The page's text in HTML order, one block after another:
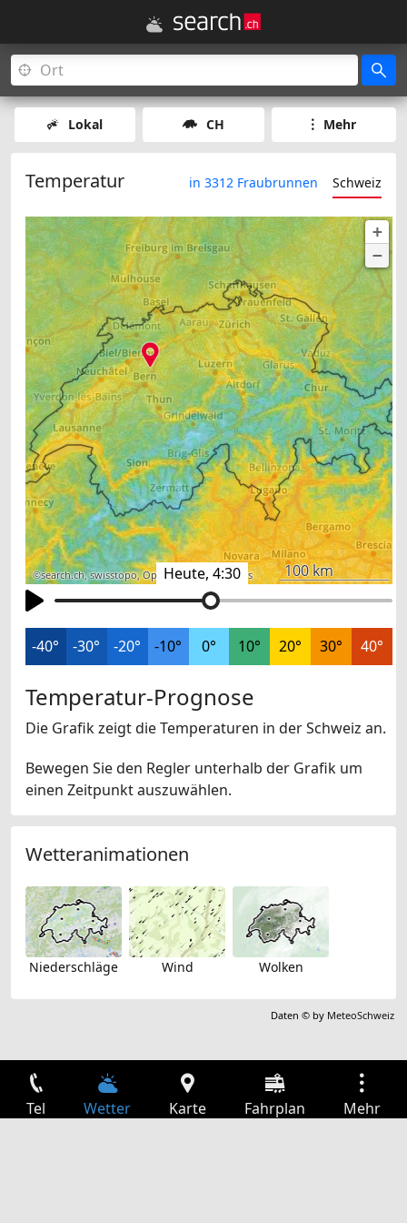
Lokal CH Mehr
Temperatur in 3312 Fraubrunnen Schweiz
Heute, 4:30
+
−
©search.ch,swisstopo,OpenStreetMap,others 100 km
-40° -30° -20° -10° 0° 10° 20° 30° 40°
Temperatur-Prognose
Die Grafik zeigt die Temperaturen in der Schweiz an.
Bewegen Sie den Regler unterhalb der Grafik um
einen Zeitpunkt auszuwählen.
Wetteranimationen
Niederschläge Wind Wolken
Daten © by MeteoSchweiz
Tel Wetter Karte Fahrplan Mehr